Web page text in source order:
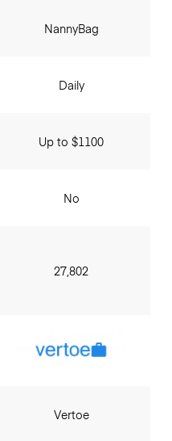
NannyBag
Daily
Up to $1100
No
27,802
Vertoe